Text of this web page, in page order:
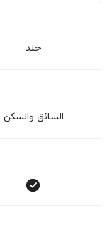
جلد
السائق والسکن